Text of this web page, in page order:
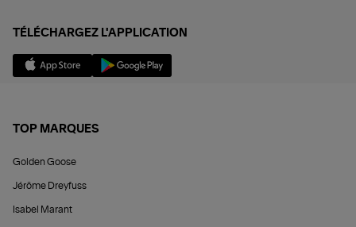
TÉLÉCHARGEZ L'APPLICATION
TOP MARQUES
Golden Goose
Jérôme Dreyfuss
Isabel Marant